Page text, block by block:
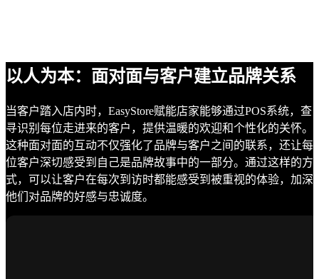
以人为本：面对面与客户建立品牌关系
当客户踏入店内时，EasyStore赋能店家能够通过POS系统，查
寻识别每位走进来的客户，提供温暖的欢迎和个性化的关怀。
这种面对面的互动不仅强化了品牌与客户之间的联系，还让每
位客户深切感受到自己是品牌故事中的一部分。通过这样的方
式，可以让客户在每次到访时都能感受到被重视的体验，加深
他们对品牌的好感与忠诚度。